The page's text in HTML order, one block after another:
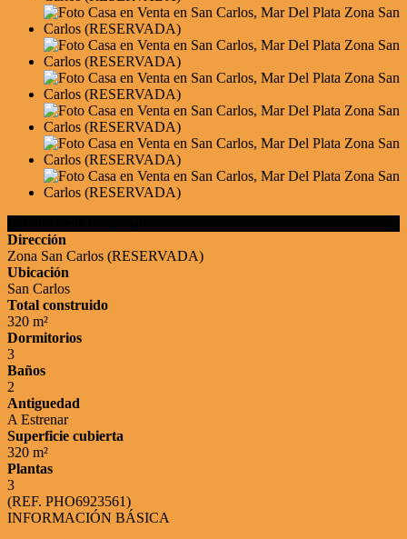
Dirección
Zona San Carlos (RESERVADA)
Ubicación
San Carlos
Total construido
320 m²
Dormitorios
3
Baños
2
Antiguedad
A Estrenar
Superficie cubierta
320 m²
Plantas
3
(REF. PHO6923561)
INFORMACIÓN BÁSICA